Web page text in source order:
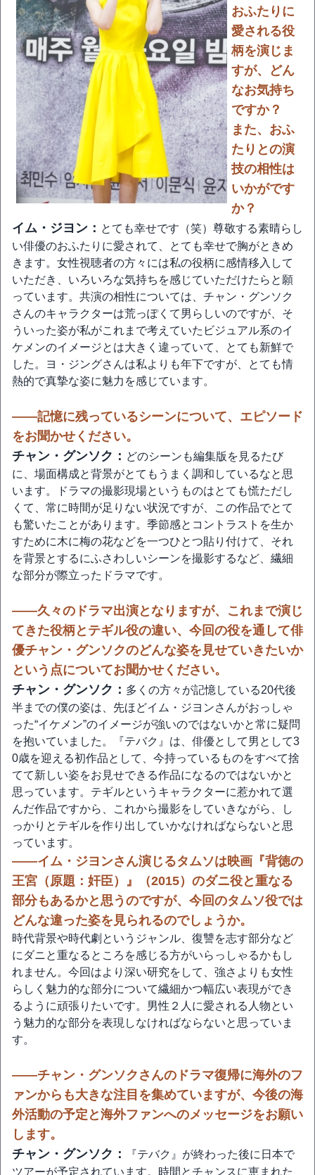
おふたりに
愛される役
柄を演じま
すが、どん
なお気持ち
ですか？
また、おふ
たりとの演
技の相性は
いかがです
か？
イム・ジヨン： とても幸せです（笑）尊敬する素晴らし
い俳優のおふたりに愛されて、とても幸せで胸がときめ
きます。女性視聴者の方々には私の役柄に感情移入して
いただき、いろいろな気持ちを感じていただけたらと願
っています。共演の相性については、チャン・グンソク
さんのキャラクターは荒っぽくて男らしいのですが、そ
ういった姿が私がこれまで考えていたビジュアル系のイ
ケメンのイメージとは大きく違っていて、とても新鮮で
した。ヨ・ジングさんは私よりも年下ですが、とても情
熱的で真摯な姿に魅力を感じています。
――記憶に残っているシーンについて、エピソード
をお聞かせください。
チャン・グンソク： どのシーンも編集版を見るたび
に、場面構成と背景がとてもうまく調和しているなと思
います。ドラマの撮影現場というものはとても慌ただし
くて、常に時間が足りない状況ですが、この作品でとて
も驚いたことがあります。季節感とコントラストを生か
すために木に梅の花などを一つひとつ貼り付けて、それ
を背景とするにふさわしいシーンを撮影するなど、繊細
な部分が際立ったドラマです。
――久々のドラマ出演となりますが、これまで演じ
てきた役柄とテギル役の違い、今回の役を通して俳
優チャン・グンソクのどんな姿を見せていきたいか
という点についてお聞かせください。
チャン・グンソク： 多くの方々が記憶している20代後
半までの僕の姿は、先ほどイム・ジヨンさんがおっしゃ
った“イケメン”のイメージが強いのではないかと常に疑問
を抱いていました。『テバク』は、俳優として男として3
0歳を迎える初作品として、今持っているものをすべて捨
てて新しい姿をお見せできる作品になるのではないかと
思っています。テギルというキャラクターに惹かれて選
んだ作品ですから、これから撮影をしていきながら、し
っかりとテギルを作り出していかなければならないと思
っています。
――イム・ジヨンさん演じるタムソは映画『背徳の
王宮（原題：奸臣）』（2015）のダニ役と重なる
部分もあるかと思うのですが、今回のタムソ役では
どんな違った姿を見られるのでしょうか。
時代背景や時代劇というジャンル、復讐を志す部分など
にダニと重なるところを感じる方がいらっしゃるかもし
れません。今回はより深い研究をして、強さよりも女性
らしく魅力的な部分について繊細かつ幅広い表現ができ
るように頑張りたいです。男性２人に愛される人物とい
う魅力的な部分を表現しなければならないと思っていま
す。
――チャン・グンソクさんのドラマ復帰に海外のフ
ァンからも大きな注目を集めていますが、今後の海
外活動の予定と海外ファンへのメッセージをお願い
します。
チャン・グンソク：
『テバク』が終わった後に日本で
ツアーが予定されています。時間とチャンスに恵まれた